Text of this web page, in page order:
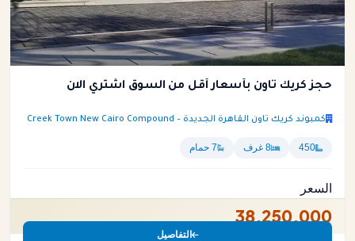
حجز كريك تاون بأسعار أقل من السوق اشتري الان
كمبوند كريك تاون القاهرة الجديدة – Creek Town New Cairo Compound
450 8 غرف 7 حمام
السعر
38,250,000
التفاصيل